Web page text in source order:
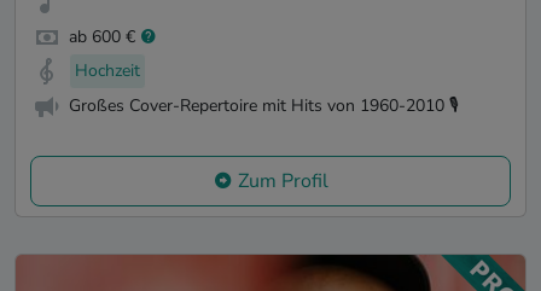
ab 600 €
Hochzeit
Großes Cover-Repertoire mit Hits von 1960-2010 🎙️
Zum Profil